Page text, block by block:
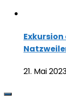
21. Mai